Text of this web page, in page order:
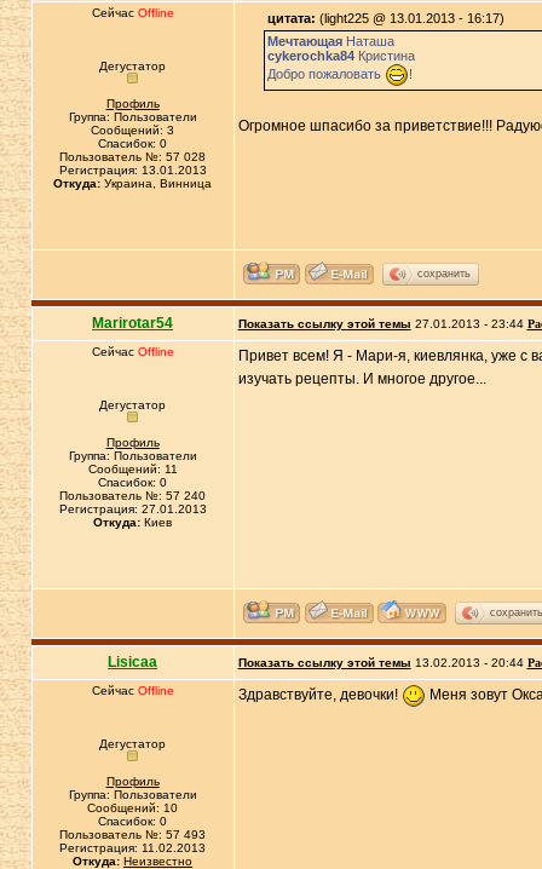
Сейчас Offline
Дегустатор
Профиль
Группа: Пользователи
Сообщений: 3
Спасибок: 0
Пользователь №: 57 028
Регистрация: 13.01.2013
Откуда: Украина, Винница
цитата: (light225 @ 13.01.2013 - 16:17)
МечтающаяНаташа
cykerochka84Кристина
Добро пожаловать
!
Огромное шпасибо за приветствие!!!
сохранить
Marirotar54 Показать ссылку этой темы 27.01.2013 - 23:44
Сейчас Offline
Дегустатор
Профиль
Группа: Пользователи
Сообщений: 11
Спасибок: 0
Пользователь №: 57 240
Регистрация: 27.01.2013
Откуда: Киев
Привет всем! Я - Мари-я, киевлянка, уже с
изучать рецепты. И многое другое...
сохранить
Lisicaa Показать ссылку этой темы 13.02.2013 - 20:44
Сейчас Offline
Дегустатор
Профиль
Группа: Пользователи
Сообщений: 10
Спасибок: 0
Пользователь №: 57 493
Регистрация: 11.02.2013
Откуда: Неизвестно
Здравствуйте, девочки! Меня зовут